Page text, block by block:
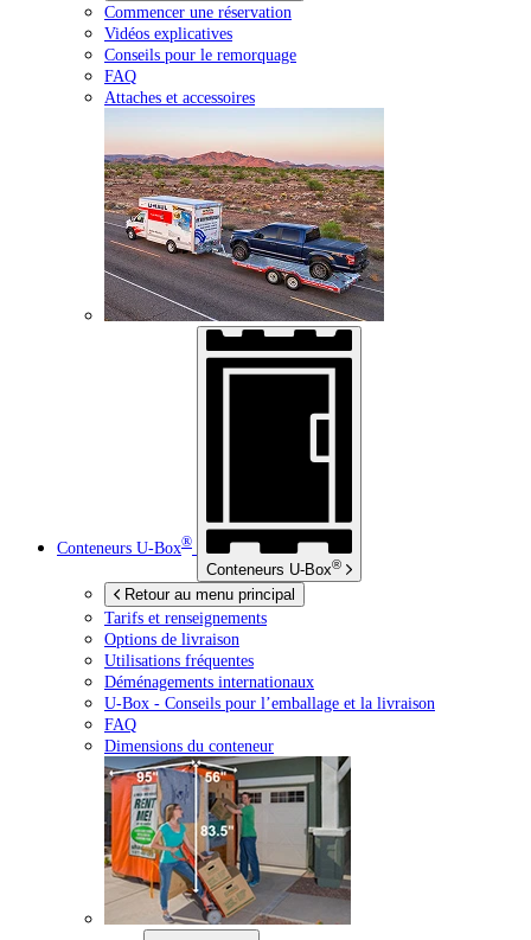
Commencer une réservation
Vidéos explicatives
Conseils pour le remorquage
FAQ
Attaches et accessoires
Conteneurs U-Box®
Conteneurs U-Box®
Retour au menu principal
Tarifs et renseignements
Options de livraison
Utilisations fréquentes
Déménagements internationaux
U-Box - Conseils pour l’emballage et la livraison
FAQ
Dimensions du conteneur